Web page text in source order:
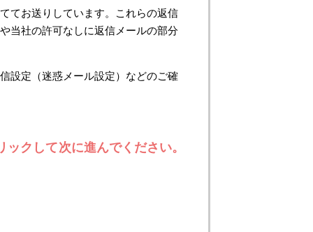
てお送りしています。これらの返信
当社の許可なしに返信メールの部分
設定（迷惑メール設定）などのご確
クして次に進んでください。